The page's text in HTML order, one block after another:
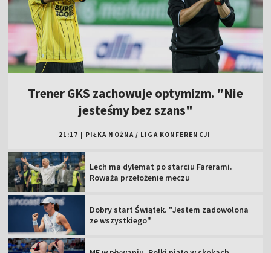
Trener GKS zachowuje optymizm. "Nie
jesteśmy bez szans"
21:17 PIŁKA NOŻNA / LIGA KONFERENCJI
Lech ma dylemat po starciu Farerami.
Roważa przełożenie meczu
Dobry start Świątek. "Jestem zadowolona
ze wszystkiego"